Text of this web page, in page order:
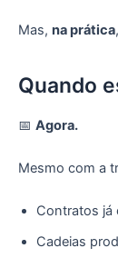
Mas, na prática
Quando
📅 Agora.
Mesmo com a
Contratos já
Cadeias